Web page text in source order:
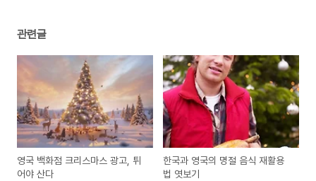
관련글
영국 백화점 크리스마스 광고, 튀
어야 산다
한국과 영국의 명절 음식 재활용
법 엿보기